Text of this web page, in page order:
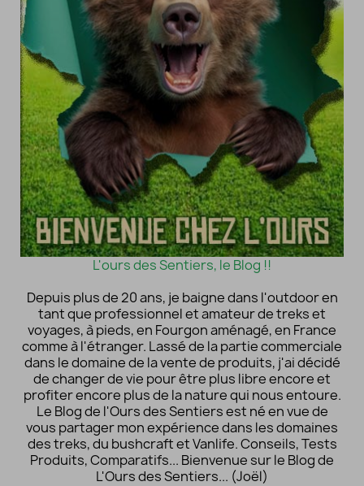
L'ours des Sentiers, le Blog !!
Depuis plus de 20 ans, je baigne dans l'outdoor en
tant que professionnel et amateur de treks et
voyages, à pieds, en Fourgon aménagé, en France
comme à l'étranger. Lassé de la partie commerciale
dans le domaine de la vente de produits, j'ai décidé
de changer de vie pour être plus libre encore et
profiter encore plus de la nature qui nous entoure.
Le Blog de l'Ours des Sentiers est né en vue de
vous partager mon expérience dans les domaines
des treks, du bushcraft et Vanlife. Conseils, Tests
Produits, Comparatifs... Bienvenue sur le Blog de
L'Ours des Sentiers... (Joël)